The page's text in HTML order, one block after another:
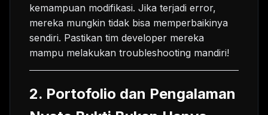
kemampuan modifikasi. Jika terjadi error,
mereka mungkin tidak bisa memperbaikinya
sendiri. Pastikan tim developer mereka
mampu melakukan troubleshooting mandiri!
2. Portofolio dan Pengalaman